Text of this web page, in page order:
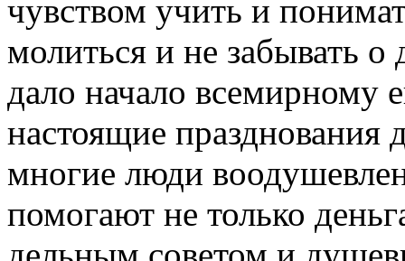
чувством учить и
молиться и не забывать
дало начало всемирному
настоящие
многие люди
помогают не только